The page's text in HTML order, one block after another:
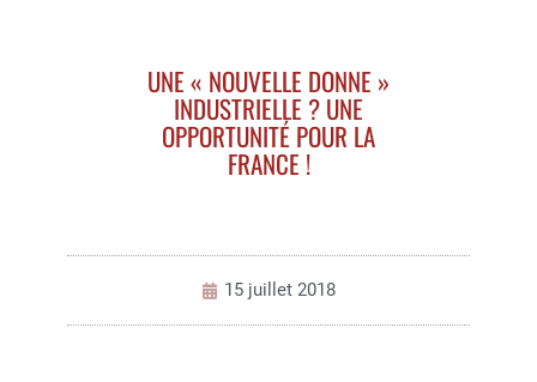
UNE « NOUVELLE DONNE »
INDUSTRIELLE ? UNE
OPPORTUNITÉ POUR LA
FRANCE !
15 juillet 2018